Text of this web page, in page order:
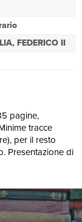
FEDERICO II
pagine,
tracce
per il resto
Presentazione di